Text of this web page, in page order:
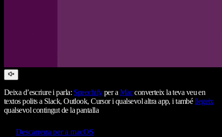
Deixa d’escriure i parla: Speechifyper a Macconverteix la teva veu en
textos polits a Slack, Outlook, Cursor i qualsevol altra app, i tambéllegeix
qualsevol contingut de la pantalla
Descarrega per a macOS